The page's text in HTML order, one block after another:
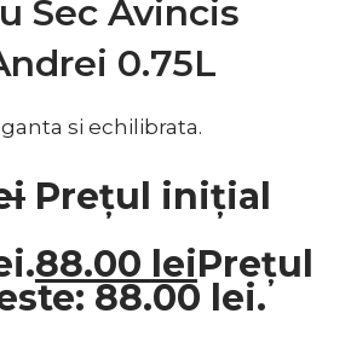
Sec Avincis
0.75L
si echilibrata.
Prețul inițial
88.00 leiPrețul
88.00 lei.